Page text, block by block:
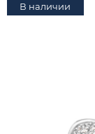
В наличии